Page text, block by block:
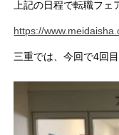
上記の日程で転職フェ
https://
三重では、今回で4回